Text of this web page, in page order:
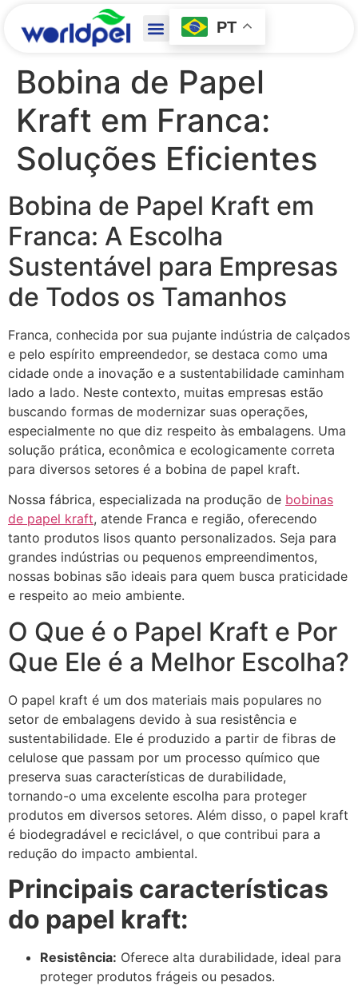
PT
Bobina de Papel
Kraft em Franca:
Soluções Eficientes
Bobina de Papel Kraft em
Franca: A Escolha
Sustentável para Empresas
de Todos os Tamanhos
Franca, conhecida por sua pujante indústria de calçados
e pelo espírito empreendedor, se destaca como uma
cidade onde a inovação e a sustentabilidade caminham
lado a lado. Neste contexto, muitas empresas estão
buscando formas de modernizar suas operações,
especialmente no que diz respeito às embalagens. Uma
solução prática, econômica e ecologicamente correta
para diversos setores é a bobina de papel kraft.
Nossa fábrica, especializada na produção de bobinas
de papel kraft, atende Franca e região, oferecendo
tanto produtos lisos quanto personalizados. Seja para
grandes indústrias ou pequenos empreendimentos,
nossas bobinas são ideais para quem busca praticidade
e respeito ao meio ambiente.
O Que é o Papel Kraft e Por
Que Ele é a Melhor Escolha?
O papel kraft é um dos materiais mais populares no
setor de embalagens devido à sua resistência e
sustentabilidade. Ele é produzido a partir de fibras de
celulose que passam por um processo químico que
preserva suas características de durabilidade,
tornando-o uma excelente escolha para proteger
produtos em diversos setores. Além disso, o papel kraft
é biodegradável e reciclável, o que contribui para a
redução do impacto ambiental.
Principais características
do papel kraft:
Resistência: Oferece alta durabilidade, ideal para
proteger produtos frágeis ou pesados.